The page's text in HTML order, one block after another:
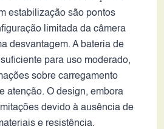
estabilização são pontos
limitada da câmera
desvantagem. A bateria de
para uso moderado,
sobre carregamento
atenção. O design, embora
devido à ausência de
e resistência.